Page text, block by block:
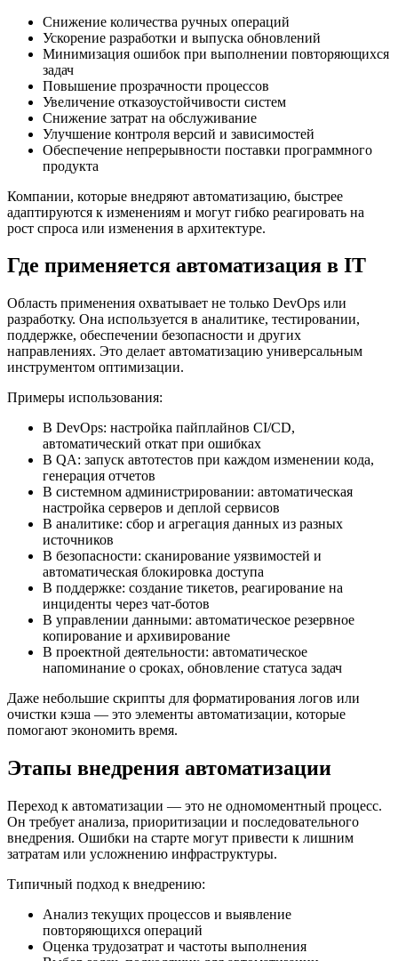
Снижение количества ручных операций
Ускорение разработки и выпуска обновлений
Минимизация ошибок при выполнении повторяющихся
задач
Повышение прозрачности процессов
Увеличение отказоустойчивости систем
Снижение затрат на обслуживание
Улучшение контроля версий и зависимостей
Обеспечение непрерывности поставки программного
продукта
Компании, которые внедряют автоматизацию, быстрее
адаптируются к изменениям и могут гибко реагировать на
рост спроса или изменения в архитектуре.
Где применяется автоматизация в IT
Область применения охватывает не только DevOps или
разработку. Она используется в аналитике, тестировании,
поддержке, обеспечении безопасности и других
направлениях. Это делает автоматизацию универсальным
инструментом оптимизации.
Примеры использования:
В DevOps: настройка пайплайнов CI/CD,
автоматический откат при ошибках
В QA: запуск автотестов при каждом изменении кода,
генерация отчетов
В системном администрировании: автоматическая
настройка серверов и деплой сервисов
В аналитике: сбор и агрегация данных из разных
источников
В безопасности: сканирование уязвимостей и
автоматическая блокировка доступа
В поддержке: создание тикетов, реагирование на
инциденты через чат-ботов
В управлении данными: автоматическое резервное
копирование и архивирование
В проектной деятельности: автоматическое
напоминание о сроках, обновление статуса задач
Даже небольшие скрипты для форматирования логов или
очистки кэша — это элементы автоматизации, которые
помогают экономить время.
Этапы внедрения автоматизации
Переход к автоматизации — это не одномоментный процесс.
Он требует анализа, приоритизации и последовательного
внедрения. Ошибки на старте могут привести к лишним
затратам или усложнению инфраструктуры.
Типичный подход к внедрению:
Анализ текущих процессов и выявление
повторяющихся операций
Оценка трудозатрат и частоты выполнения